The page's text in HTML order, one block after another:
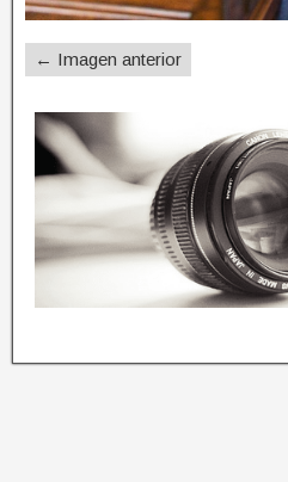
← Imagen anterior